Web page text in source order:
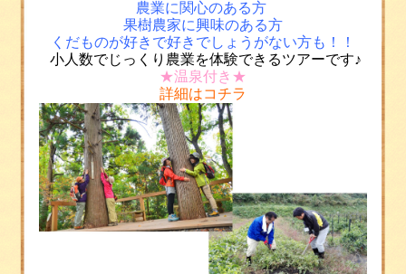
農業に関心のある方
果樹農家に興味のある方
くだものが好きで好きでしょうがない方も！！
小人数でじっくり農業を体験できるツアーです♪
★温泉付き★
詳細はコチラ